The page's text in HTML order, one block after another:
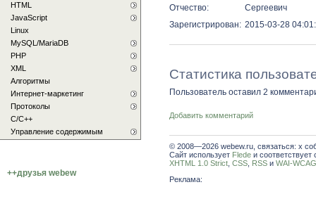
Отчество:
Сергеевич
Зарегистрирован: 2015-03-28
Статистика
Пользователь оставил 2
Добавить комментарий
© 2008—2026 webew.ru, связаться: x
Сайт использует Flede и соответствует
XHTML 1.0 Strict CSS RSS и WAI-
Реклама:
HTML
JavaScript
Linux
MySQL/MariaDB
PHP
XML
Алгоритмы
Интернет-маркетинг
Протоколы
С/C++
Управление содержимым
++друзья webew